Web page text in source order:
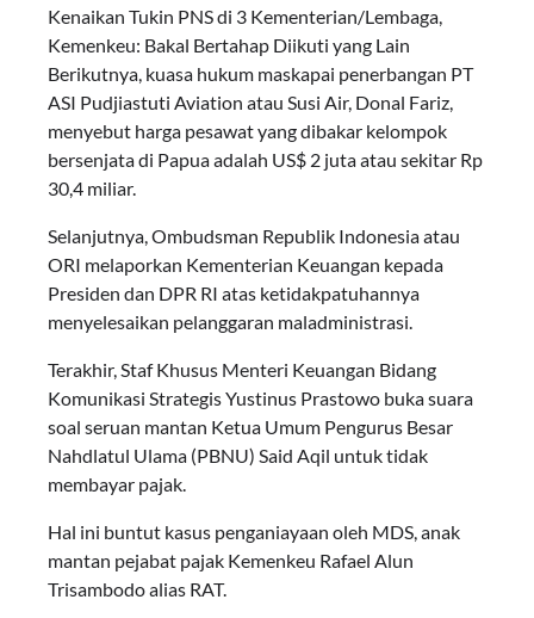
Kenaikan Tukin PNS di 3 Kementerian/Lembaga,
Kemenkeu: Bakal Bertahap Diikuti yang Lain
Berikutnya, kuasa hukum maskapai penerbangan PT
ASI Pudjiastuti Aviation atau Susi Air, Donal Fariz,
menyebut harga pesawat yang dibakar kelompok
bersenjata di Papua adalah US$ 2 juta atau sekitar Rp
30,4 miliar.
Selanjutnya, Ombudsman Republik Indonesia atau
ORI melaporkan Kementerian Keuangan kepada
Presiden dan DPR RI atas ketidakpatuhannya
menyelesaikan pelanggaran maladministrasi.
Terakhir, Staf Khusus Menteri Keuangan Bidang
Komunikasi Strategis Yustinus Prastowo buka suara
soal seruan mantan Ketua Umum Pengurus Besar
Nahdlatul Ulama (PBNU) Said Aqil untuk tidak
membayar pajak.
Hal ini buntut kasus penganiayaan oleh MDS, anak
mantan pejabat pajak Kemenkeu Rafael Alun
Trisambodo alias RAT.